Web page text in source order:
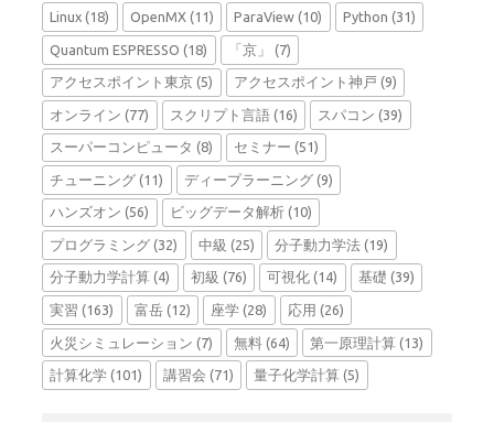
Linux (18) OpenMX(11) ParaView (10) Python (31)
Quantum ESPRESSO (18) 「京」 (7)
アクセスポイント東京 (5) アクセスポイント神戸 (9)
オンライン (77) スクリプト言語(16) スパコン (39)
スーパーコンピュータ (8) セミナー (51)
チューニング (11) ディープラーニング(9)
ハンズオン (56) ビッグデータ解析(10)
プログラミング (32) 中級 (25) 分子動力学法 (19)
分子動力学計算 (4) 初級 (76) 可視化 (14) 基礎 (39)
実習 (163) 富岳(12) 座学 (28) 応用 (26)
火災シミュレーション (7) 無料(64) 第一原理計算 (13)
計算化学 (101) 講習会 (71) 量子化学計算 (5)